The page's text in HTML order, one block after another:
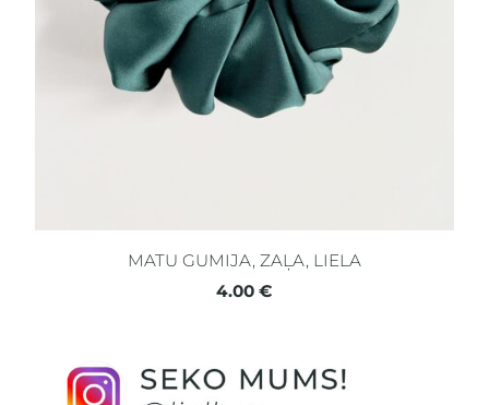
MATU GUMIJA, ZAĻA, LIELA
4.00 €